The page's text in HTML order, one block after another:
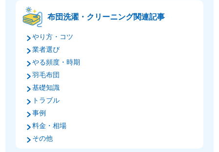
布団洗濯・クリーニング関連記事
やり方・コツ
業者選び
やる頻度・時期
羽毛布団
基礎知識
トラブル
事例
料金・相場
その他